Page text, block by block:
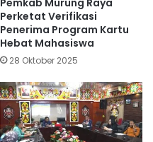
Perketat Verifikasi
Penerima Program Kartu
Hebat Mahasiswa
28 Oktober 2025